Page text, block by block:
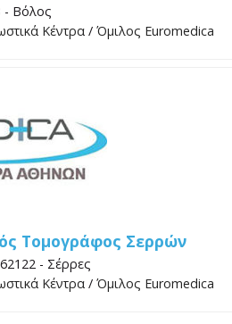
- Βόλος
Κέντρα / Όμιλος Euromedica
Τομογράφος Σερρών
- Σέρρες
Κέντρα / Όμιλος Euromedica